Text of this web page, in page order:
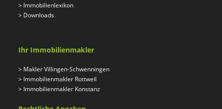
> Immobilienlexikon
> Downloads
Ihr Immobilienmakler
> Makler Villingen-Schwenningen
> Immobilienmakler Rottweil
> Immobilienmakler Konstanz